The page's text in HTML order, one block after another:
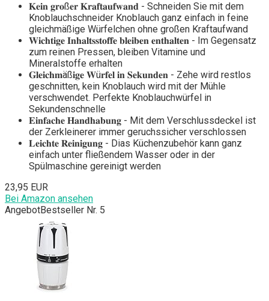
𝐊𝐞𝐢𝐧 𝐠𝐫𝐨ß𝐞𝐫 𝐊𝐫𝐚𝐟𝐭𝐚𝐮𝐟𝐰𝐚𝐧𝐝 - Schneiden Sie mit dem
Knoblauchschneider Knoblauch ganz einfach in feine
gleichmäßige Würfelchen ohne großen Kraftaufwand
𝐖𝐢𝐜𝐡𝐭𝐢𝐠𝐞 𝐈𝐧𝐡𝐚𝐥𝐭𝐬𝐬𝐭𝐨𝐟𝐟𝐞 𝐛𝐥𝐞𝐢𝐛𝐞𝐧 𝐞𝐧𝐭𝐡𝐚𝐥𝐭𝐞𝐧 - Im Gegensatz
zum reinen Pressen, bleiben Vitamine und
Mineralstoffe erhalten
𝐆𝐥𝐞𝐢𝐜𝐡𝐦äß𝐢𝐠𝐞 𝐖ü𝐫𝐟𝐞𝐥 𝐢𝐧 𝐒𝐞𝐤𝐮𝐧𝐝𝐞𝐧 - Zehe wird restlos
geschnitten, kein Knoblauch wird mit der Mühle
verschwendet. Perfekte Knoblauchwürfel in
Sekundenschnelle
𝐄𝐢𝐧𝐟𝐚𝐜𝐡𝐞 𝐇𝐚𝐧𝐝𝐡𝐚𝐛𝐮𝐧𝐠 - Mit dem Verschlussdeckel ist
der Zerkleinerer immer geruchssicher verschlossen
𝐋𝐞𝐢𝐜𝐡𝐭𝐞 𝐑𝐞𝐢𝐧𝐢𝐠𝐮𝐧𝐠 - Dias Küchenzubehör kann ganz
einfach unter fließendem Wasser oder in der
Spülmaschine gereinigt werden
23,95 EUR
Bei Amazon ansehen
AngebotBestseller Nr. 5